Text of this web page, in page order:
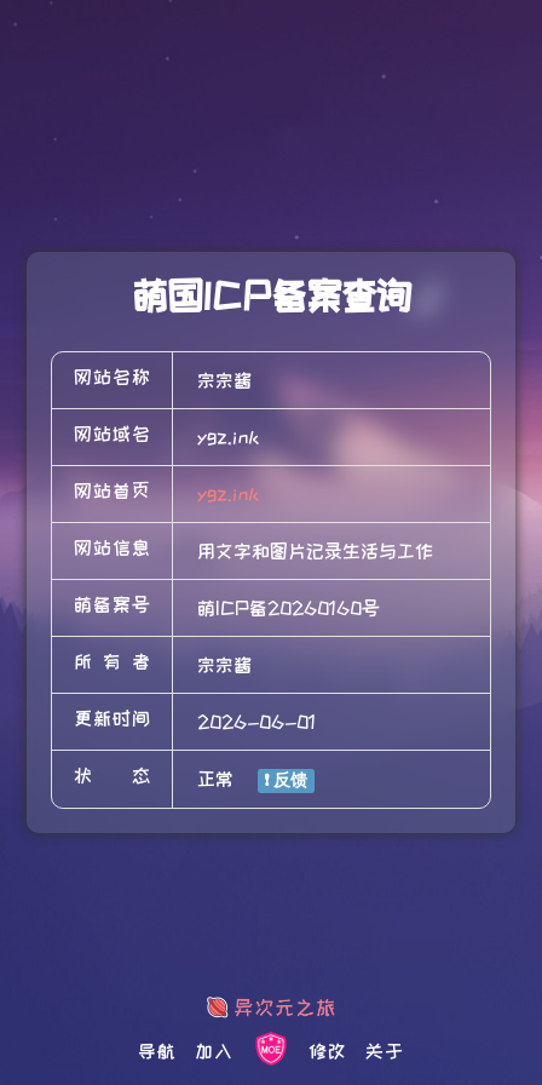
萌国ICP备案查询
网站名称 宗宗酱
网站域名 ygz.ink
网站首页 ygz.ink
网站信息 用文字和图片记录生活与工作
萌备案号 萌ICP备20260160号
所有者 宗宗酱
更新时间 2026-06-01
状态 正常
导航 加入 修改 关于